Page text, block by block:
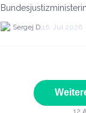
Juli 2026 einen
Steuer- und
Sergej D.16. Jul 2026